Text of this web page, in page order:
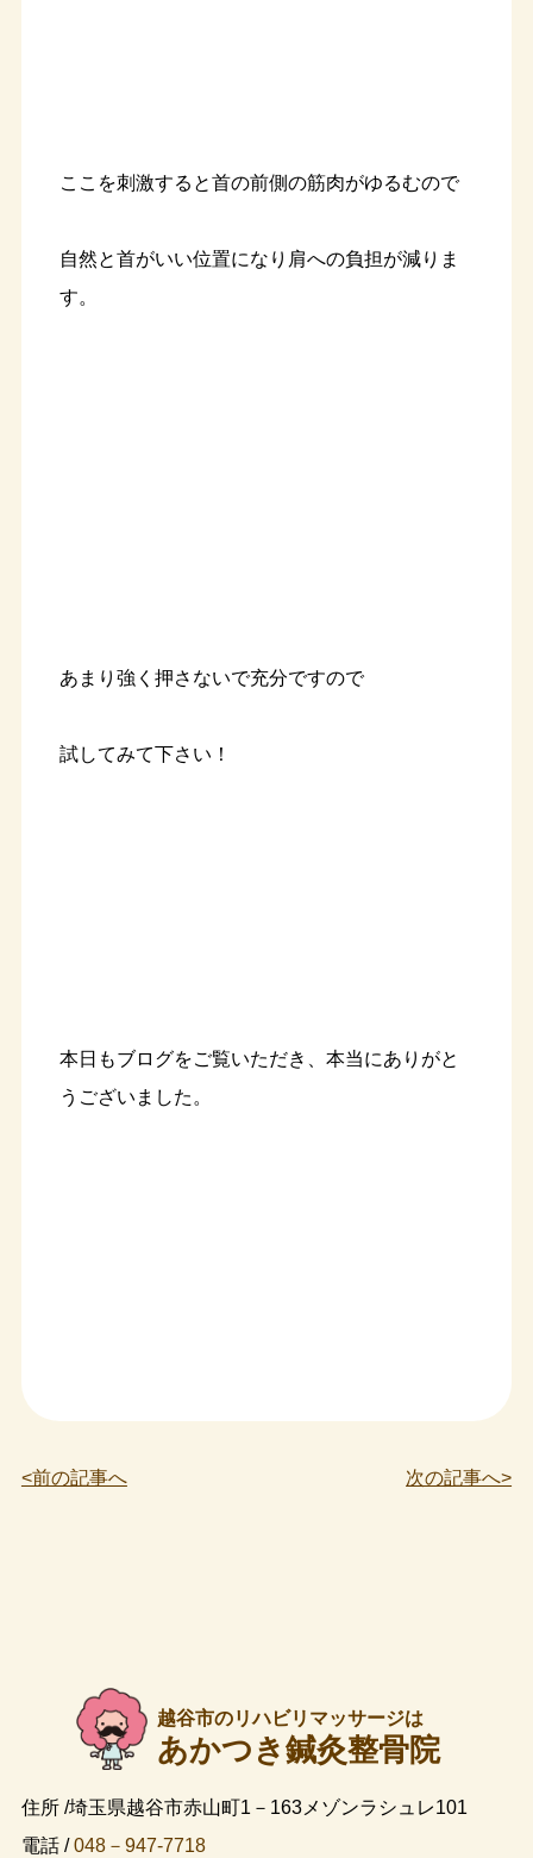
ここを刺激すると首の前側の筋肉がゆるむので
自然と首がいい位置になり肩への負担が減りま
す。
あまり強く押さないで充分ですので
試してみて下さい！
本日もブログをご覧いただき、本当にありがと
うございました。
<前の記事へ 次の記事へ>
越谷市のリハビリマッサージは
あかつき鍼灸整骨院
住所 /埼玉県越谷市赤山町1－163メゾンラシュレ101
電話 /048－947-7718